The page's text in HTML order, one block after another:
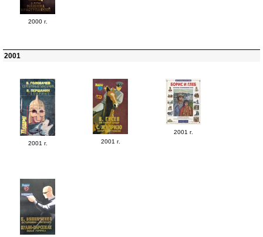
2000 г.
2001
2001 г. 2001 г.
2001 г.